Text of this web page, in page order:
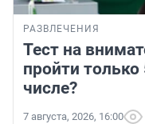
РАЗВЛЕЧЕНИЯ
Тест на
пройти
числе?
7 августа, 2026, 16:00